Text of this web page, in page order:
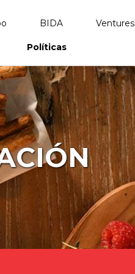
BIDA Ventures
Políticas